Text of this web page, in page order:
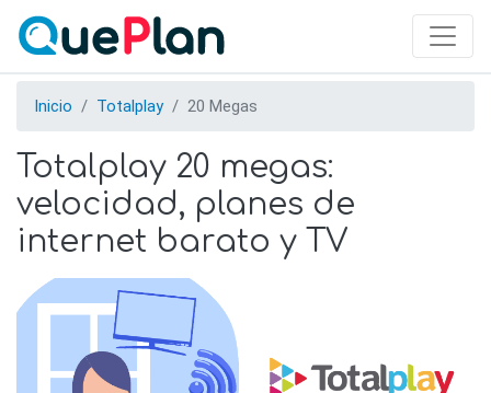
Inicio Totalplay 20 Megas
Totalplay 20 megas:
velocidad, planes de
internet barato y TV